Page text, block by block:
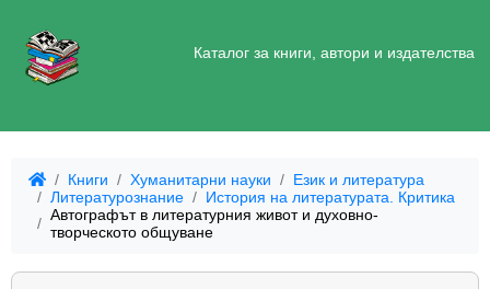
Каталог за книги, автори и издателства
Книги Хуманитарни науки
Език и литература
Литературознание
История на литературата. Критика
Автографът в литературния живот и духовно-
творческото общуване